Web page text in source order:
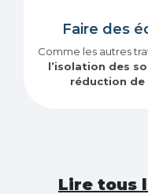
Faire des
Comme les autres
l’isolation des
réduction de
Lire tous